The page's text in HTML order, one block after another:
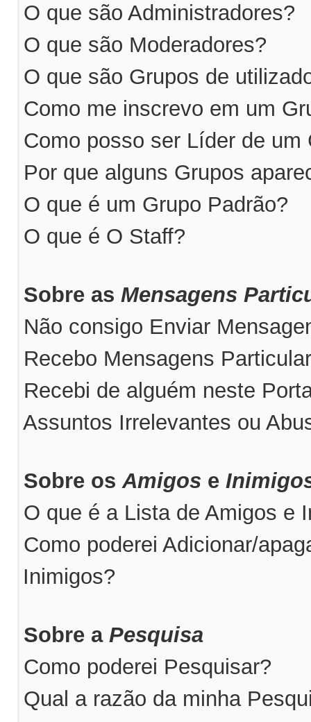
O que são Administradores?
O que são Moderadores?
O que são Grupos de
Como me inscrevo em um
Como posso ser Líder de um
Por que alguns Grupos
O que é um Grupo Padrão?
O que é O Staff?
Sobre as Mensagens
Não consigo Enviar
Recebo Mensagens
Recebi de alguém neste
Assuntos Irrelevantes ou
Sobre osAmigos e
O que é a Lista de Amigos e
Como poderei Adicionar/
Inimigos?
Sobre a Pesquisa
Como poderei Pesquisar?
Qual a razão da minha